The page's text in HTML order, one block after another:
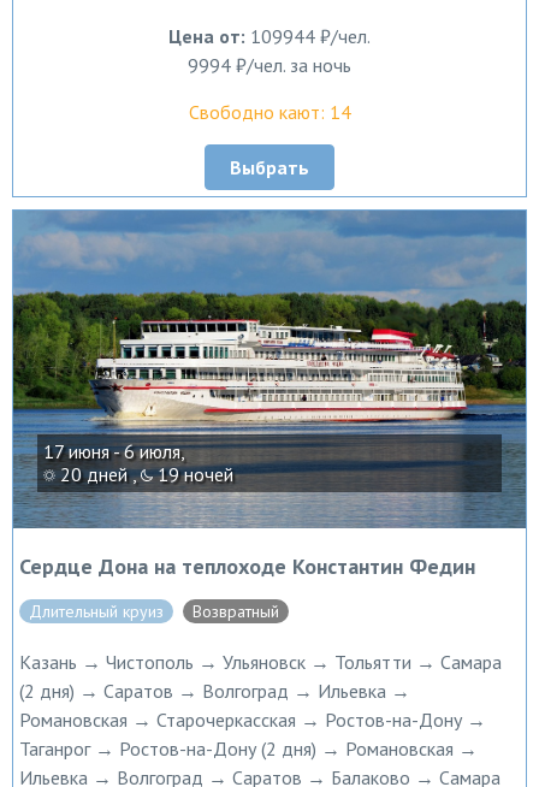
Цена от: 109944 ₽/чел.
9994 ₽/чел. за ночь
Свободно кают: 14
Выбрать
17 июня - 6 июля,
20 дней , 19 ночей
Сердце Дона на теплоходе Константин Федин
Длительный круиз Возвратный
Казань → Чистополь → Ульяновск → Тольятти → Самара
(2 дня) → Саратов → Волгоград → Ильевка →
Романовская → Старочеркасская → Ростов-на-Дону →
Таганрог → Ростов-на-Дону (2 дня) → Романовская →
Ильевка → Волгоград → Саратов → Балаково → Самара